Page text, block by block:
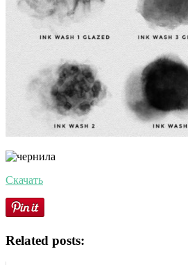
Скачать
Related posts: